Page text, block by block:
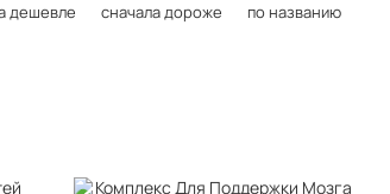
дешевле сначала дороже по названию